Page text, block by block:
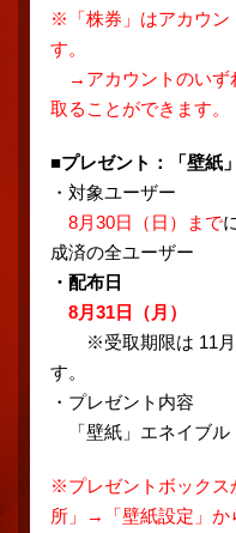
※「株券」はアカウン
す。
→アカウントのいず
取ることができます。
■プレゼント：「壁紙」
・対象ユーザー
8月30日（日）まで
成済の全ユーザー
・配布日
8月31日（月）
※受取期限は 11月
す。
・プレゼント内容
「壁紙」エネイブル
※プレゼントボックス
所」→「壁紙設定」か